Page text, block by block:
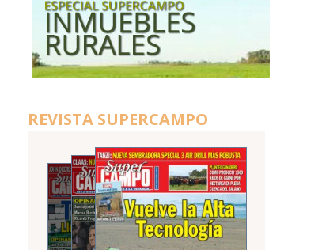
REVISTA SUPERCAMPO